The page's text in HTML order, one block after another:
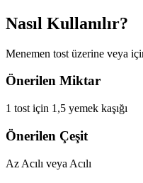
Nasıl Kullanılır?
Menemen tost üzerine veya
Önerilen Miktar
1 tost için 1,5 yemek kaşığı
Önerilen Çeşit
Az Acılı veya Acılı